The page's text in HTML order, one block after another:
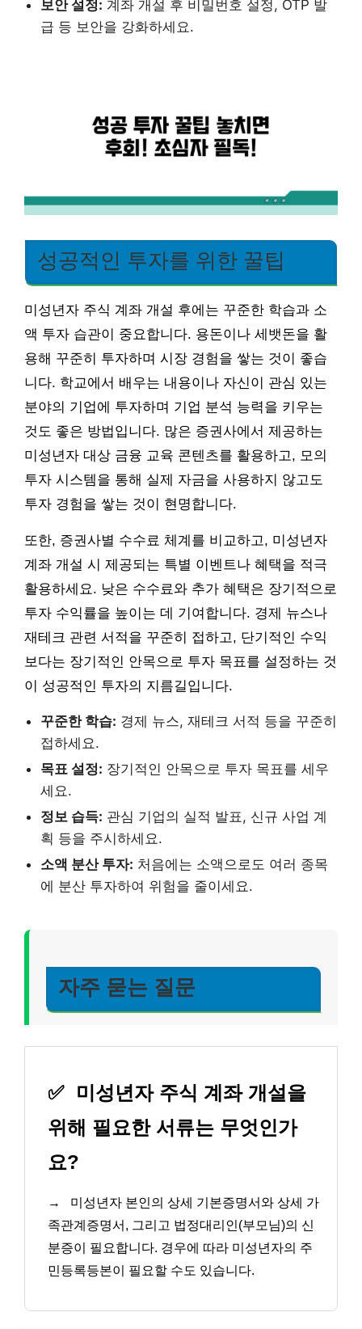
보안 설정: 계좌 개설 후 비밀번호 설정, OTP 발
급 등 보안을 강화하세요.
성공적인 투자를 위한 꿀팁
미성년자 주식 계좌 개설 후에는 꾸준한 학습과 소
액 투자 습관이 중요합니다. 용돈이나 세뱃돈을 활
용해 꾸준히 투자하며 시장 경험을 쌓는 것이 좋습
니다. 학교에서 배우는 내용이나 자신이 관심 있는
분야의 기업에 투자하며 기업 분석 능력을 키우는
것도 좋은 방법입니다. 많은 증권사에서 제공하는
미성년자 대상 금융 교육 콘텐츠를 활용하고, 모의
투자 시스템을 통해 실제 자금을 사용하지 않고도
투자 경험을 쌓는 것이 현명합니다.
또한, 증권사별 수수료 체계를 비교하고, 미성년자
계좌 개설 시 제공되는 특별 이벤트나 혜택을 적극
활용하세요. 낮은 수수료와 추가 혜택은 장기적으로
투자 수익률을 높이는 데 기여합니다. 경제 뉴스나
재테크 관련 서적을 꾸준히 접하고, 단기적인 수익
보다는 장기적인 안목으로 투자 목표를 설정하는 것
이 성공적인 투자의 지름길입니다.
꾸준한 학습: 경제 뉴스, 재테크 서적 등을 꾸준히
접하세요.
목표 설정: 장기적인 안목으로 투자 목표를 세우
세요.
정보 습득: 관심 기업의 실적 발표, 신규 사업 계
획 등을 주시하세요.
소액 분산 투자: 처음에는 소액으로도 여러 종목
에 분산 투자하여 위험을 줄이세요.
자주 묻는 질문
✅
미성년자 주식 계좌 개설을
위해 필요한 서류는 무엇인가
요?
→
미성년자 본인의 상세 기본증명서와 상세 가
족관계증명서, 그리고 법정대리인(부모님)의 신
분증이 필요합니다. 경우에 따라 미성년자의 주
민등록등본이 필요할 수도 있습니다.